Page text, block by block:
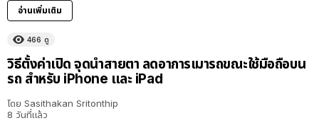
อ่านเพิ่มเติม
466 ดู
วิธีตั้งค่าเปิด จุดนำสายตา ลดอาการเมารถขณะใช้มือถือบน
รถ สำหรับ iPhone และ iPad
โดย Sasithakan Sritonthip
8 วันที่แล้ว